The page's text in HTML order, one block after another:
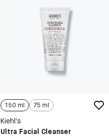
150 ml 75 ml
Kiehl’s
Ultra Facial Cleanser